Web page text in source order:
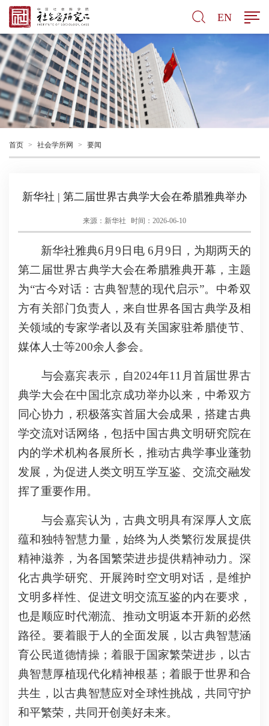
EN
首页 > 社会学所网 > 要闻
新华社 | 第二届世界古典学大会在希腊雅典举办
来源：新华社 时间：2026-06-10
新华社雅典6月9日电 6月9日，为期两天的
第二届世界古典学大会在希腊雅典开幕，主题
为“古今对话：古典智慧的现代启示”。中希双
方有关部门负责人，来自世界各国古典学及相
关领域的专家学者以及有关国家驻希腊使节、
媒体人士等200余人参会。
与会嘉宾表示，自2024年11月首届世界古
典学大会在中国北京成功举办以来，中希双方
同心协力，积极落实首届大会成果，搭建古典
学交流对话网络，包括中国古典文明研究院在
内的学术机构各展所长，推动古典学事业蓬勃
发展，为促进人类文明互学互鉴、交流交融发
挥了重要作用。
与会嘉宾认为，古典文明具有深厚人文底
蕴和独特智慧力量，始终为人类繁衍发展提供
精神滋养，为各国繁荣进步提供精神动力。深
化古典学研究、开展跨时空文明对话，是维护
文明多样性、促进文明交流互鉴的内在要求，
也是顺应时代潮流、推动文明返本开新的必然
路径。要着眼于人的全面发展，以古典智慧涵
育公民道德情操；着眼于国家繁荣进步，以古
典智慧厚植现代化精神根基；着眼于世界和合
共生，以古典智慧应对全球性挑战，共同守护
和平繁荣，共同开创美好未来。